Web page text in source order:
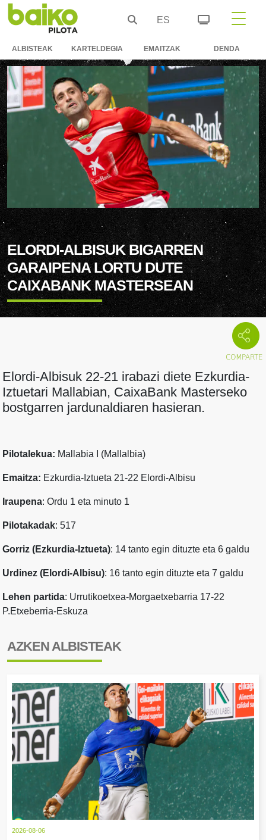
ES
ALBISTEAK KARTELDEGIA EMAITZAK DENDA
ELORDI-ALBISUK BIGARREN
GARAIPENA LORTU DUTE
CAIXABANK MASTERSEAN
Elordi-Albisuk 22-21 irabazi diete Ezkurdia-
Iztuetari Mallabian, CaixaBank Masterseko
bostgarren jardunaldiaren hasieran.
Pilotalekua: Mallabia I (Mallalbia)
Emaitza: Ezkurdia-Iztueta 21-22 Elordi-Albisu
Iraupena: Ordu 1 eta minuto 1
Pilotakadak: 517
Gorriz (Ezkurdia-Iztueta): 14 tanto egin dituzte eta 6 galdu
Urdinez (Elordi-Albisu): 16 tanto egin dituzte eta 7 galdu
Lehen partida: Urrutikoetxea-Morgaetxebarria 17-22
P.Etxeberria-Eskuza
AZKEN ALBISTEAK
2026-08-06